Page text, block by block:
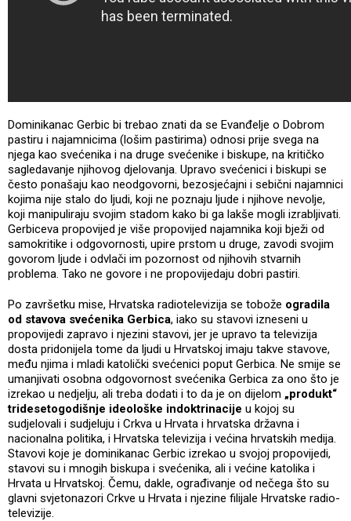
Dominikanac Gerbic bi trebao znati da se Evanđelje o Dobrom
pastiru i najamnicima (lošim pastirima) odnosi prije svega na
njega kao svećenika i na druge svećenike i biskupe, na kritičko
sagledavanje njihovog djelovanja. Upravo svećenici i biskupi se
često ponašaju kao neodgovorni, bezosjećajni i sebični najamnici
kojima nije stalo do ljudi, koji ne poznaju ljude i njihove nevolje,
koji manipuliraju svojim stadom kako bi ga lakše mogli izrabljivati.
Gerbiceva propovijed je više propovijed najamnika koji bježi od
samokritike i odgovornosti, upire prstom u druge, zavodi svojim
govorom ljude i odvlači im pozornost od njihovih stvarnih
problema. Tako ne govore i ne propovijedaju dobri pastiri.
Po završetku mise, Hrvatska radiotelevizija se tobože ogradila
od stavova svećenika Gerbica, iako su stavovi izneseni u
propovijedi zapravo i njezini stavovi, jer je upravo ta televizija
dosta pridonijela tome da ljudi u Hrvatskoj imaju takve stavove,
među njima i mladi katolički svećenici poput Gerbica. Ne smije se
umanjivati osobna odgovornost svećenika Gerbica za ono što je
izrekao u nedjelju, ali treba dodati i to da je on dijelom „produkt“
tridesetogodišnje ideološke indoktrinacije u kojoj su
sudjelovali i sudjeluju i Crkva u Hrvata i hrvatska državna i
nacionalna politika, i Hrvatska televizija i većina hrvatskih medija.
Stavovi koje je dominikanac Gerbic izrekao u svojoj propovijedi,
stavovi su i mnogih biskupa i svećenika, ali i većine katolika i
Hrvata u Hrvatskoj. Čemu, dakle, ograđivanje od nečega što su
glavni svjetonazori Crkve u Hrvata i njezine filijale Hrvatske radio-
televizije.